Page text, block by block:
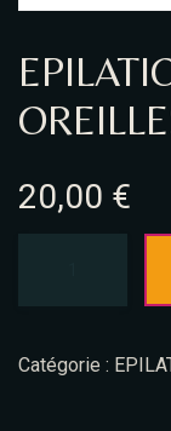
20,00 €
Catégorie :